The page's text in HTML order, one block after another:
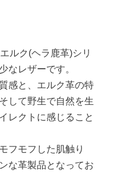
ルク(ヘラ鹿革)シリ
なレザーです。
感と、エルク革の特
して野生で自然を生
レクトに感じること
フモフした肌触り
な革製品となってお